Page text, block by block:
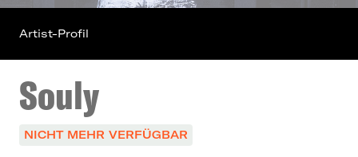
Souly
NICHT MEHR VERFÜGBAR
Artist-Profil